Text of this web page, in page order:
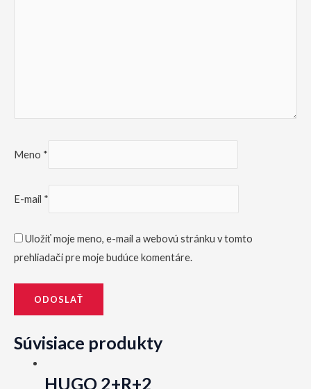
Meno *
E-mail *
Uložiť moje meno, e-mail a webovú stránku v tomto
prehliadači pre moje budúce komentáre.
Súvisiace produkty
HUGO 2+R+2